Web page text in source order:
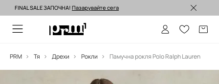
Изпращане до 24 часа >
FINAL SALE ЗАПОЧНА! Пазарувайте сега
PRM Тя Дрехи Рокли Памучна рокля Polo Ralph Lauren